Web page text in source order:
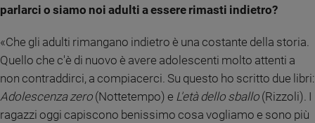
Social
parlarci o siamo noi adulti a essere rimasti indietro?
«Che gli adulti rimangano indietro è una costante della storia.
Quello che c'è di nuovo è avere adolescenti molto attenti a
non contraddirci, a compiacerci. Su questo ho scritto due libri:
Adolescenza zero (Nottetempo) e L'età dello sballo (Rizzoli). I
ragazzi oggi capiscono benissimo cosa vogliamo e sono più